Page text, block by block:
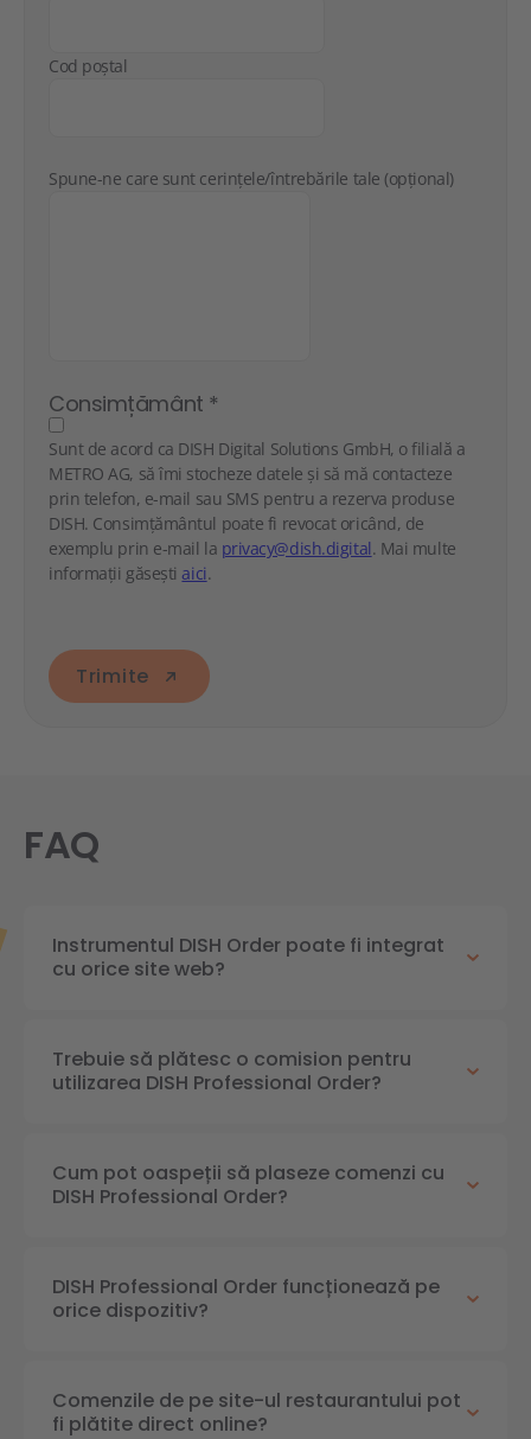
Cod poștal
Spune-ne care sunt cerințele/întrebările tale (opțional)
Consimțământ *
Sunt de acord ca DISH Digital Solutions GmbH, o filială a
METRO AG, să îmi stocheze datele și să mă contacteze
prin telefon, e-mail sau SMS pentru a rezerva produse
DISH. Consimțământul poate fi revocat oricând, de
exemplu prin e-mail la privacy@dish.digital. Mai multe
informații găsești aici.
Trimite
FAQ
Instrumentul DISH Order poate fi integrat
cu orice site web?
Trebuie să plătesc o comision pentru
utilizarea DISH Professional Order?
Cum pot oaspeții să plaseze comenzi cu
DISH Professional Order?
DISH Professional Order funcționează pe
orice dispozitiv?
Comenzile de pe site-ul restaurantului pot
fi plătite direct online?